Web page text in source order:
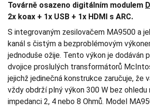
Továrně osazeno digitálním modulem
2x koax + 1x USB + 1x HDMI s ARC.
S integrovaným zesilovačem MA9500 a
kanál s čistým a bezproblémovým
jednoduše ožije. Tento výkon je dodáván
dvojice proslulých transformátorů
jejichž jedinečná konstrukce zaručuje, že
vždy obdrží plný výkon 300 W bez ohledu
impedanci 2, 4 nebo 8 Ohmů. Model